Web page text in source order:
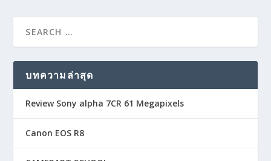
บทความล่าสุด
Review Sony alpha 7CR 61 Megapixels
Canon EOS R8